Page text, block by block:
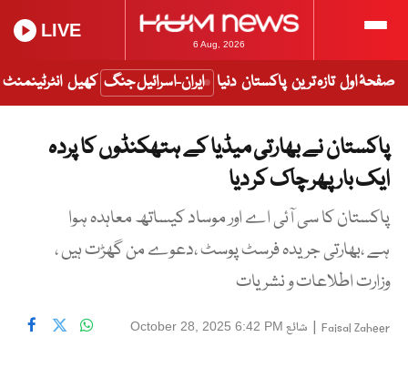
6 Aug, 2026
LIVE
صفحۂ اول تازہ ترین پاکستان دنیا ایران-اسرائیل جنگ کھیل انٹرٹینمنٹ
پاکستان نے بھارتی میڈیا کے ہتھکنڈوں کا پردہ
ایک بار پھر چاک کر دیا
پاکستان کا سی آئی اے اور موساد کیساتھ معاہدہ ہوا
ہے ،بھارتی جریدہ فرسٹ پوسٹ ،دعوے من گھڑت ہیں ،
وزارت اطلاعات و نشریات
Faisal Zaheer
| شائع October 28, 2025 6:42 PM